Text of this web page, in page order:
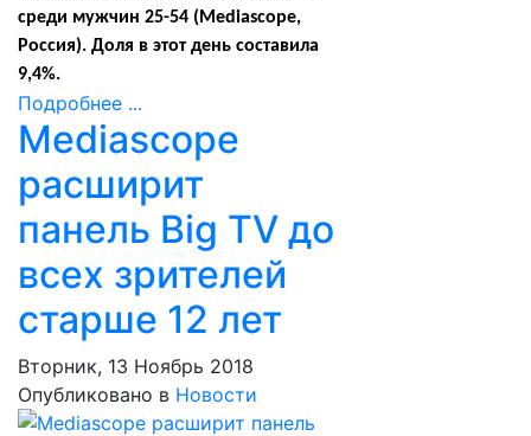
среди мужчин 25-54 (Mediascope,
Россия). Доля в этот день составила
9,4%.
Подробнее ...
Mediascope
расширит
панель Big TV до
всех зрителей
старше 12 лет
Вторник, 13 Ноябрь 2018
Опубликовано в Новости